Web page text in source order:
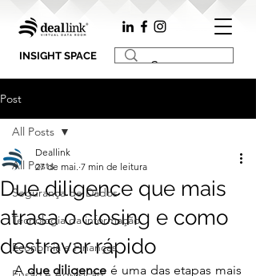
INSIGHT SPACE
Post
All Posts
Segurança de Dados
Tecnologia da informação
Economia e Finanças
All Posts
Due diligence que mais
atrasa o closing e como
destravar rápido
Deallink
27 de mai. 7 min de leitura
A due diligence é uma das etapas mais